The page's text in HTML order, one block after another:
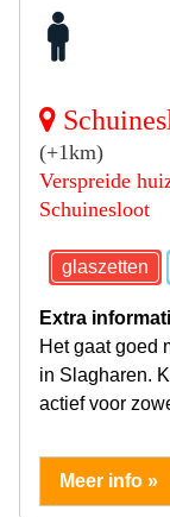
(+1km)
Verspreide
Schuinesloot
glaszetten
Extra
Het gaat goed
in Slagharen.
actief voor
Meer info »